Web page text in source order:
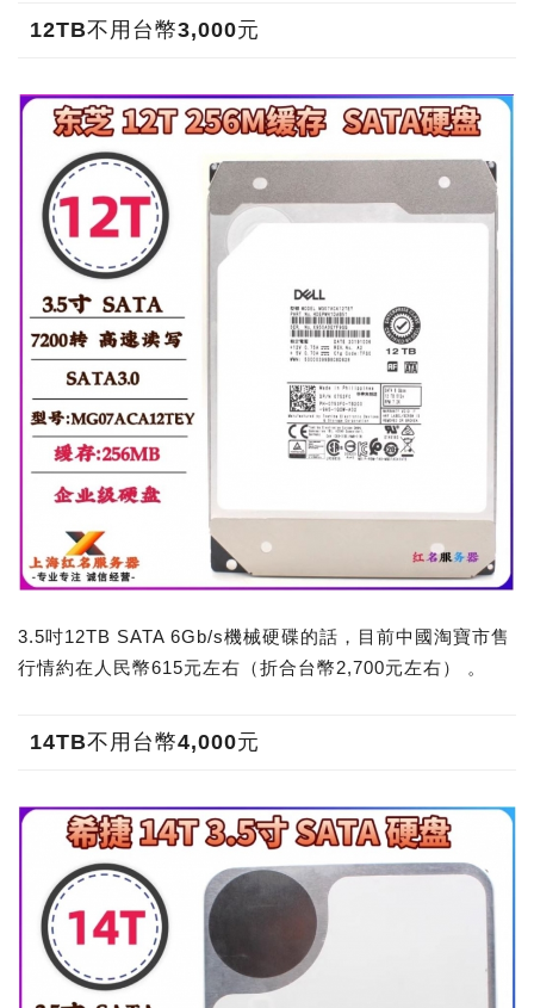
12TB不用台幣3,000元
3.5吋12TB SATA 6Gb/s機械硬碟的話，目前中國淘寶市售
行情約在人民幣615元左右（折合台幣2,700元左右） 。
14TB不用台幣4,000元